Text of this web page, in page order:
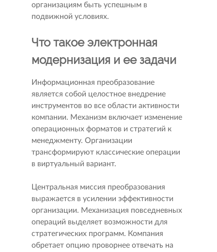
организациям быть успешным в
подвижной условиях.
Что такое электронная
модернизация и ее задачи
Информационная преобразование
является собой целостное внедрение
инструментов во все области активности
компании. Механизм включает изменение
операционных форматов и стратегий к
менеджменту. Организации
трансформируют классические операции
в виртуальный вариант.
Центральная миссия преобразования
выражается в усилении эффективности
организации. Механизация повседневных
операций выделяет возможности для
стратегических программ. Компания
обретает опцию проворнее отвечать на